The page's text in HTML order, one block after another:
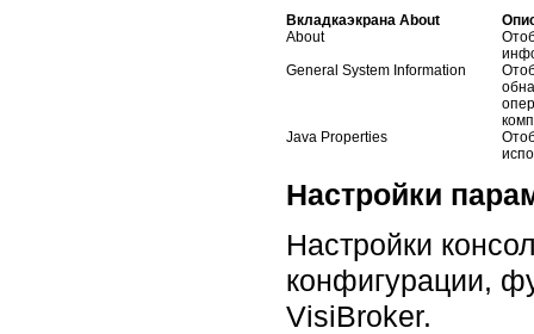
Вкладкаэкрана About
About
General System Information
Java Properties
Настройки
Настройки
конфигурации,
VisiBroker.